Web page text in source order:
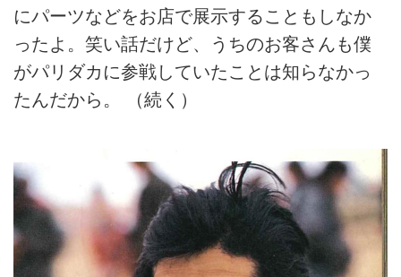
にパーツなどをお店で展示することもしなか
ったよ。笑い話だけど、うちのお客さんも僕
がパリダカに参戦していたことは知らなかっ
たんだから。 （続く）